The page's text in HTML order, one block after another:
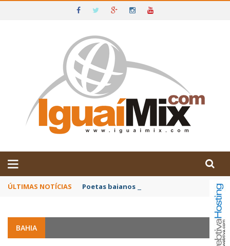
IGUAÍ E SUDOESTE DA BAHIA
ÚLTIMAS NOTÍCIAS Poetas baianos representam o Brasil no
BAHIA